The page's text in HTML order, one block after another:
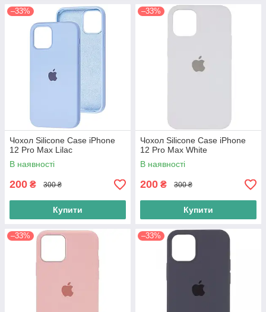
–33%
Чохол Silicone Case iPhone
12 Pro Max Lilac
В наявності
200 ₴ 300 ₴
Купити
–33%
Чохол Silicone Case iPhone
12 Pro Max White
В наявності
200 ₴ 300 ₴
Купити
–33% –33%